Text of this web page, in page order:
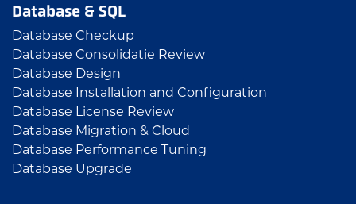
Database & SQL
Database Checkup
Database Consolidatie Review
Database Design
Database Installation and Configuration
Database License Review
Database Migration & Cloud
Database Performance Tuning
Database Upgrade